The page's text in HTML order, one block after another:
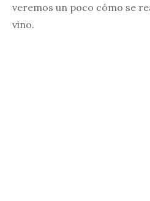
veremos un poco cómo se
vino.